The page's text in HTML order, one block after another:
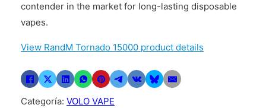
contender in the market for long-lasting disposable
vapes.
View RandM Tornado 15000 product details
Categoría: VOLO VAPE